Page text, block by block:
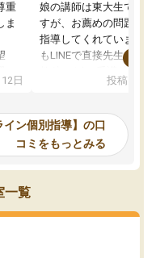
重
ま
か
日
娘の講師は東大生では無
すが、お薦めの問題集や
指導してくれています。
もLINEで直接先生に質問
めれるので、個人に合
いなのがあり(有料)、受
ことをどんなスケジュー
くか相談したのですが、
ち期待したものではなく
くなってきたようなので
投稿日：
イン個別指導】の口
コミをもっとみる
一覧